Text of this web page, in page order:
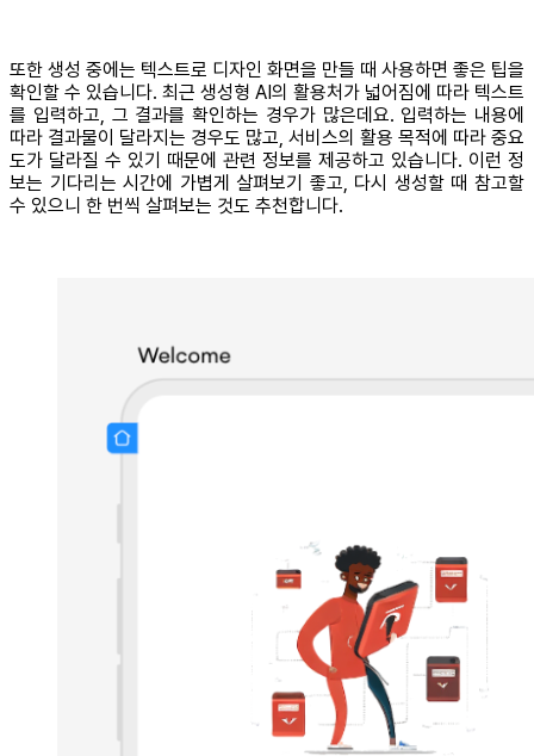
또한 생성 중에는 텍스트로 디자인 화면을 만들 때 사용하면 좋은 팁을
확인할 수 있습니다. 최근 생성형 AI의 활용처가 넓어짐에 따라 텍스트
를 입력하고, 그 결과를 확인하는 경우가 많은데요. 입력하는 내용에
따라 결과물이 달라지는 경우도 많고, 서비스의 활용 목적에 따라 중요
도가 달라질 수 있기 때문에 관련 정보를 제공하고 있습니다. 이런 정
보는 기다리는 시간에 가볍게 살펴보기 좋고, 다시 생성할 때 참고할
수 있으니 한 번씩 살펴보는 것도 추천합니다.